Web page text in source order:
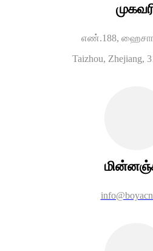
எண்.188,
Taizhou, Zhejiang,